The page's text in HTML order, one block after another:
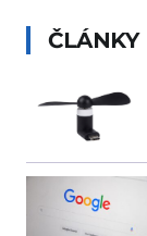
ČLÁNKY